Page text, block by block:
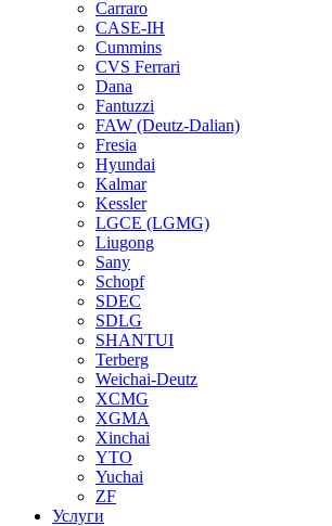
Carraro
CASE-IH
Cummins
CVS Ferrari
Dana
Fantuzzi
FAW (Deutz-Dalian)
Fresia
Hyundai
Kalmar
Kessler
LGCE (LGMG)
Liugong
Sany
Schopf
SDEC
SDLG
SHANTUI
Terberg
Weichai-Deutz
XCMG
XGMA
Xinchai
YTO
Yuchai
ZF
Услуги